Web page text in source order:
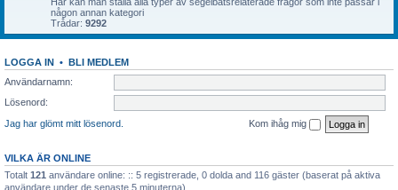
någon annan kategori
Trådar: 9292
LOGGA IN • BLI MEDLEM
Användarnamn:
Lösenord:
Jag har glömt mitt lösenord.
Kom ihåg mig
VILKA ÄR ONLINE
Totalt 121 användare online: :: 5 registrerade, 0 dolda and 116 gäster (baserat på aktiva
användare under de senaste 5 minuterna)